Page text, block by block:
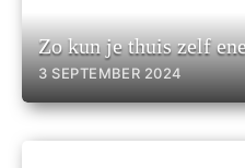
Zo kun je thuis zelf
3 SEPTEMBER 2024